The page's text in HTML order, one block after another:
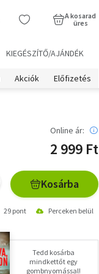
A kosarad
üres
KIEGÉSZÍTŐ/AJÁNDÉK
Akciók Előfizetés
Online ár:
2 999 Ft
Kosárba
29 pont Perceken belül
Tedd kosárba
mindkettőt egy
gombnyomással!